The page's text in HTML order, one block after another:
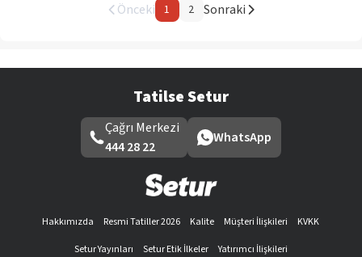
Önceki 1 2 Sonraki
Tatilse Setur
Çağrı Merkezi
444 28 22
WhatsApp
Hakkımızda Resmi Tatiller 2026 Kalite Müşteri İlişkileri
KVKK
Setur Yayınları
Setur Etik İlkeler
Yatırımcı İlişkileri